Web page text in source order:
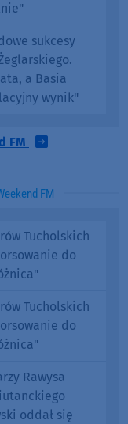
sukcesy
a Basia
wynik"
FM
FM
Tucholskich
do
Tucholskich
do
Rawysa
oddał się